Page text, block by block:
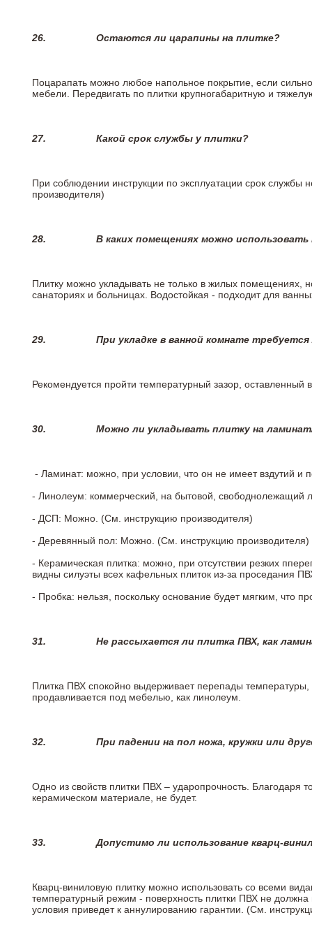
26. Остаются ли царапины на плитке?
Поцарапать можно любое напольное покрытие, если
мебели. Передвигать по плитки крупногабаритную и
27. Какой срок службы у плитки?
При соблюдении инструкции по эксплуатации срок
производителя)
28. В каких помещениях можно
Плитку можно укладывать не только в жилых помещениях,
санаториях и больницах. Водостойкая - подходит для
29. При укладке в ванной комнате
Рекомендуется пройти температурный зазор,
30. Можно ли укладывать плитку на
- Ламинат: можно, при условии, что он не имеет вздутий
- Линолеум: коммерческий, на бытовой, свободнолежащий
- ДСП: Можно. (См. инструкцию производителя)
- Деревянный пол: Можно. (См. инструкцию производителя)
- Керамическая плитка: можно, при отсутствии резких
видны силуэты всех кафельных плиток из-за проседания
- Пробка: нельзя, поскольку основание будет мягким, что
31. Не рассыхается ли плитка ПВХ, как
Плитка ПВХ спокойно выдерживает перепады температуры,
продавливается под мебелью, как линолеум.
32. При падении на пол ножа, кружки или
Одно из свойств плитки ПВХ – ударопрочность. Благодаря
керамическом материале, не будет.
33.Допустимо ли использование кварц-
Кварц-виниловую плитку можно использовать со всеми
температурный режим - поверхность плитки ПВХ не
условия приведет к аннулированию гарантии. (См.